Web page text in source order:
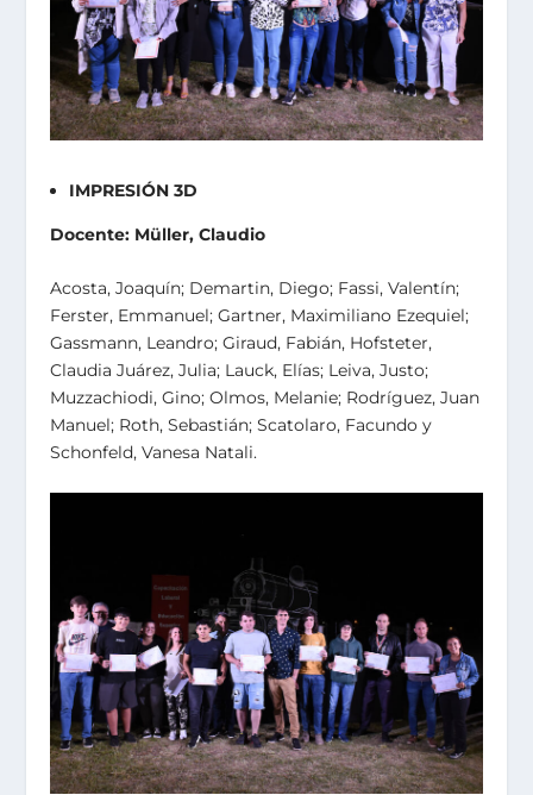
IMPRESIÓN 3D
Docente: Müller, Claudio
Acosta, Joaquín; Demartin, Diego; Fassi, Valentín;
Ferster, Emmanuel; Gartner, Maximiliano Ezequiel;
Gassmann, Leandro; Giraud, Fabián, Hofsteter,
Claudia Juárez, Julia; Lauck, Elías; Leiva, Justo;
Muzzachiodi, Gino; Olmos, Melanie; Rodríguez, Juan
Manuel; Roth, Sebastián; Scatolaro, Facundo y
Schonfeld, Vanesa Natali.